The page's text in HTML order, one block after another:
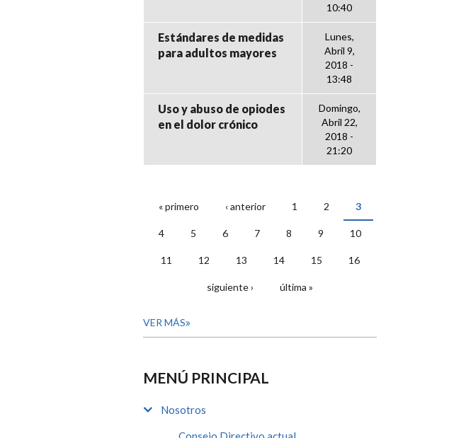
10:40
Estándares de medidas
para adultos mayores
Lunes,
Abril 9,
2018 -
13:48
Uso y abuso de opiodes
en el dolor crónico
Domingo,
Abril 22,
2018 -
21:20
PÁGINAS
« primero ‹ anterior 1 2 3
4 5 6 7 8 9 10
11 12 13 14 15 16
siguiente › última »
VER MÁS
MENÚ PRINCIPAL
Nosotros